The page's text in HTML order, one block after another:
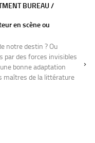
BUREAU /
en scène ou
notre destin ? Ou
par des forces invisibles
bonne adaptation
maîtres de la littérature